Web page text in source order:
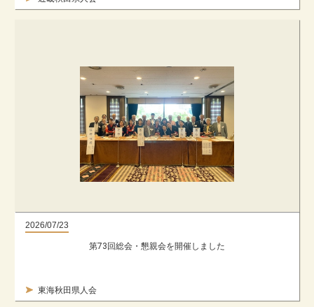
2026/07/23
東海秋田県人会
第73回総会・懇親会を開催しました